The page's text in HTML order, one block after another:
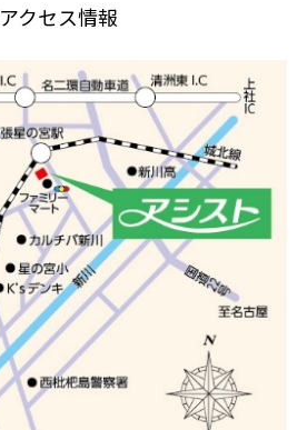
アクセス情報